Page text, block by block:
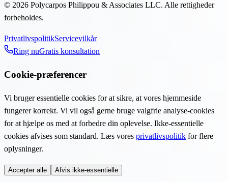
© 2026 Polycarpos Philippou & Associates LLC. Alle rettigheder
forbeholdes.
PrivatlivspolitikServicevilkår
Ring nuGratis konsultation
Cookie-præferencer
Vi bruger essentielle cookies for at sikre, at vores hjemmeside
fungerer korrekt. Vi vil også gerne bruge valgfrie analyse-cookies
for at hjælpe os med at forbedre din oplevelse. Ikke-essentielle
cookies afvises som standard. Læs vores privatlivspolitik for flere
oplysninger.
Accepter alle Afvis ikke-essentielle